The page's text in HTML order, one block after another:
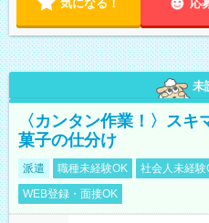
気になる！ 応
未
〈カンタン作業！〉ス
菓子の仕分け
派遣 職種未経験OK 社会人未経験
WEB登録・面接OK